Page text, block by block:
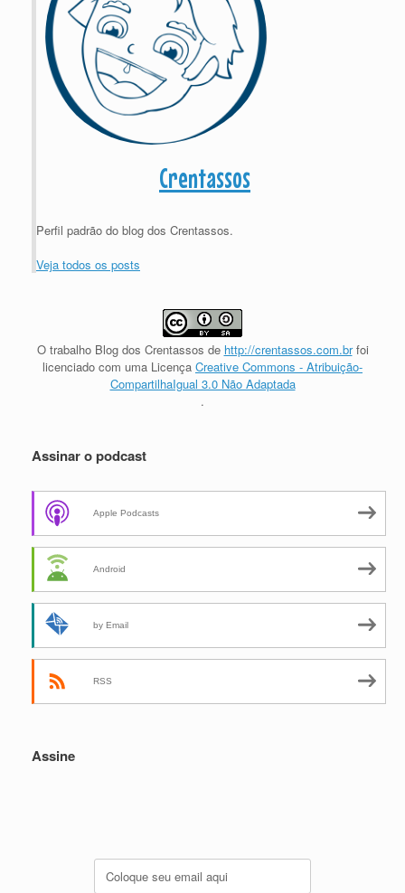
Crentassos
Perfil padrão do blog dos Crentassos.
Veja todos os posts
O trabalho Blog dos Crentassos de http://crentassos.com.brfoi
licenciado com uma Licença Creative Commons - Atribuição-
CompartilhaIgual 3.0 Não Adaptada
.
Assinar o podcast
Apple Podcasts
Android
by Email
RSS
Assine